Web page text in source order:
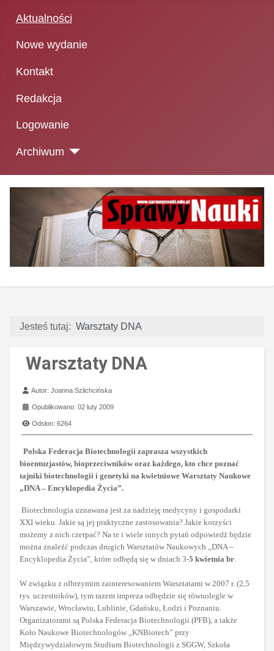
Aktualności
Nowe wydanie
Kontakt
Redakcja
Logowanie
Archiwum
Jesteś tutaj: Warsztaty DNA
Warsztaty DNA
Szczegóły
Autor:Joanna Szlichcińska
Opublikowano: 02 luty 2009
Odsłon: 6264
Polska Federacja Biotechnologii zaprasza wszystkich
bioentuzjastów, bioprzeciwników oraz każdego, kto chce poznać
tajniki biotechnologii i genetyki na kwietniowe Warsztaty Naukowe
„DNA – Encyklopedia Życia”.
Biotechnologia uznawana jest za nadzieję medycyny i gospodarki
XXI wieku. Jakie są jej praktyczne zastosowania? Jakie korzyści
możemy z nich czerpać? Na te i wiele innych pytań odpowiedź będzie
można znaleźć podczas drugich Warsztatów Naukowych „DNA –
Encyklopedia Życia”, które odbędą się w dniach 3-5 kwietnia br
W związku z olbrzymim zainteresowaniem Warsztatami w 2007 r. (2,5
tys. uczestników), tym razem impreza odbędzie się równolegle w
Warszawie, Wrocławiu, Lublinie, Gdańsku, Łodzi i Poznaniu.
Organizatorami są Polska Federacja Biotechnologii (PFB), a także
Koło Naukowe Biotechnologów „KNBiotech” przy
Międzywydziałowym Studium Biotechnologii z SGGW, Szkoła